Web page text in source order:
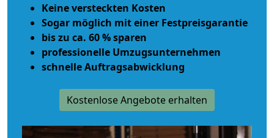
Keine versteckten Kosten
Sogar möglich mit einer Festpreisgarantie
bis zu ca. 60 % sparen
professionelle Umzugsunternehmen
schnelle Auftragsabwicklung
Kostenlose Angebote erhalten